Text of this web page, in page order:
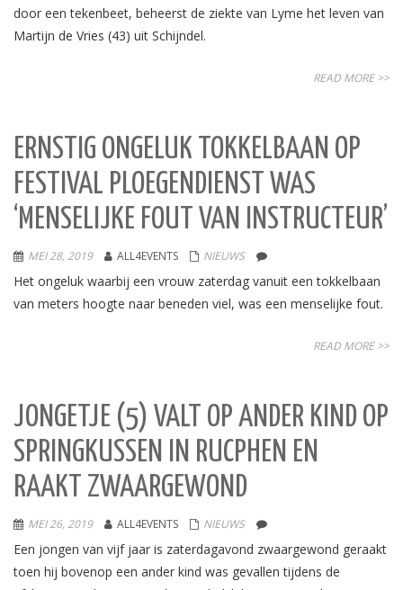
door een tekenbeet, beheerst de ziekte van Lyme het leven van
Martijn de Vries (43) uit Schijndel.
READ MORE >>
ERNSTIG ONGELUK TOKKELBAAN OP
FESTIVAL PLOEGENDIENST WAS
‘MENSELIJKE FOUT VAN INSTRUCTEUR’
MEI 28, 2019 ALL4EVENTS NIEUWS
Het ongeluk waarbij een vrouw zaterdag vanuit een tokkelbaan
van meters hoogte naar beneden viel, was een menselijke fout.
READ MORE >>
JONGETJE (5) VALT OP ANDER KIND OP
SPRINGKUSSEN IN RUCPHEN EN
RAAKT ZWAARGEWOND
MEI 26, 2019 ALL4EVENTS NIEUWS
Een jongen van vijf jaar is zaterdagavond zwaargewond geraakt
toen hij bovenop een ander kind was gevallen tijdens de